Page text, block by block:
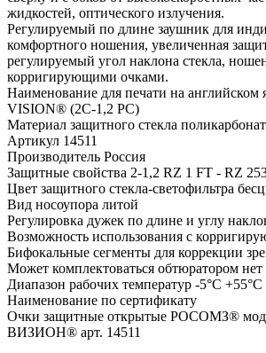
жидкостей, оптического излучения.
Регулируемый по длине заушник для
комфортного ношения, увеличенная
регулируемый угол наклона стекла,
корригирующими очками.
Наименование для печати на английском
VISION® (2С-1,2 PС)
Материал защитного стекла поликарбонат
Артикул 14511
Производитель Россия
Защитные свойства 2-1,2 RZ 1 FT - RZ
Цвет защитного стекла-светофильтра
Вид носоупора литой
Регулировка дужек по длине и углу
Возможность использования с
Бифокальные сегменты для коррекции
Может комплектоваться обтюратором нет
Диапазон рабочих температур -5°C +55°C
Наименование по сертификату
Очки защитные открытые РОСОМЗ®
ВИЗИОН® арт. 14511